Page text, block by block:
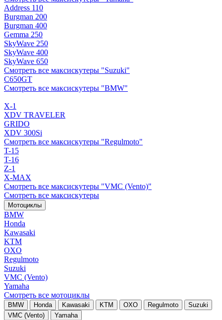
Address 110
Burgman 200
Burgman 400
Gemma 250
SkyWave 250
SkyWave 400
SkyWave 650
Смотреть все максискутеры "Suzuki"
C650GT
Смотреть все максискутеры "BMW"
X-1
XDV TRAVELER
GRIDO
XDV 300Si
Смотреть все максискутеры "Regulmoto"
T-15
T-16
Z-1
X-MAX
Смотреть все максискутеры "VMC (Vento)"
Смотреть все максискутеры
Мотоциклы
BMW
Honda
Kawasaki
KTM
OXO
Regulmoto
Suzuki
VMC (Vento)
Yamaha
Смотреть все мотоциклы
BMW Honda Kawasaki KTM OXO Regulmoto
Suzuki
VMC (Vento)
Yamaha